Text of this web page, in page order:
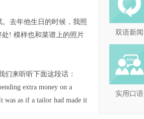
去年他生日的时候，我照
! 模样也和菜谱上的照片
来听听下面这段话：
extra money on a
as if a tailor had made it
双语新闻
实用口语